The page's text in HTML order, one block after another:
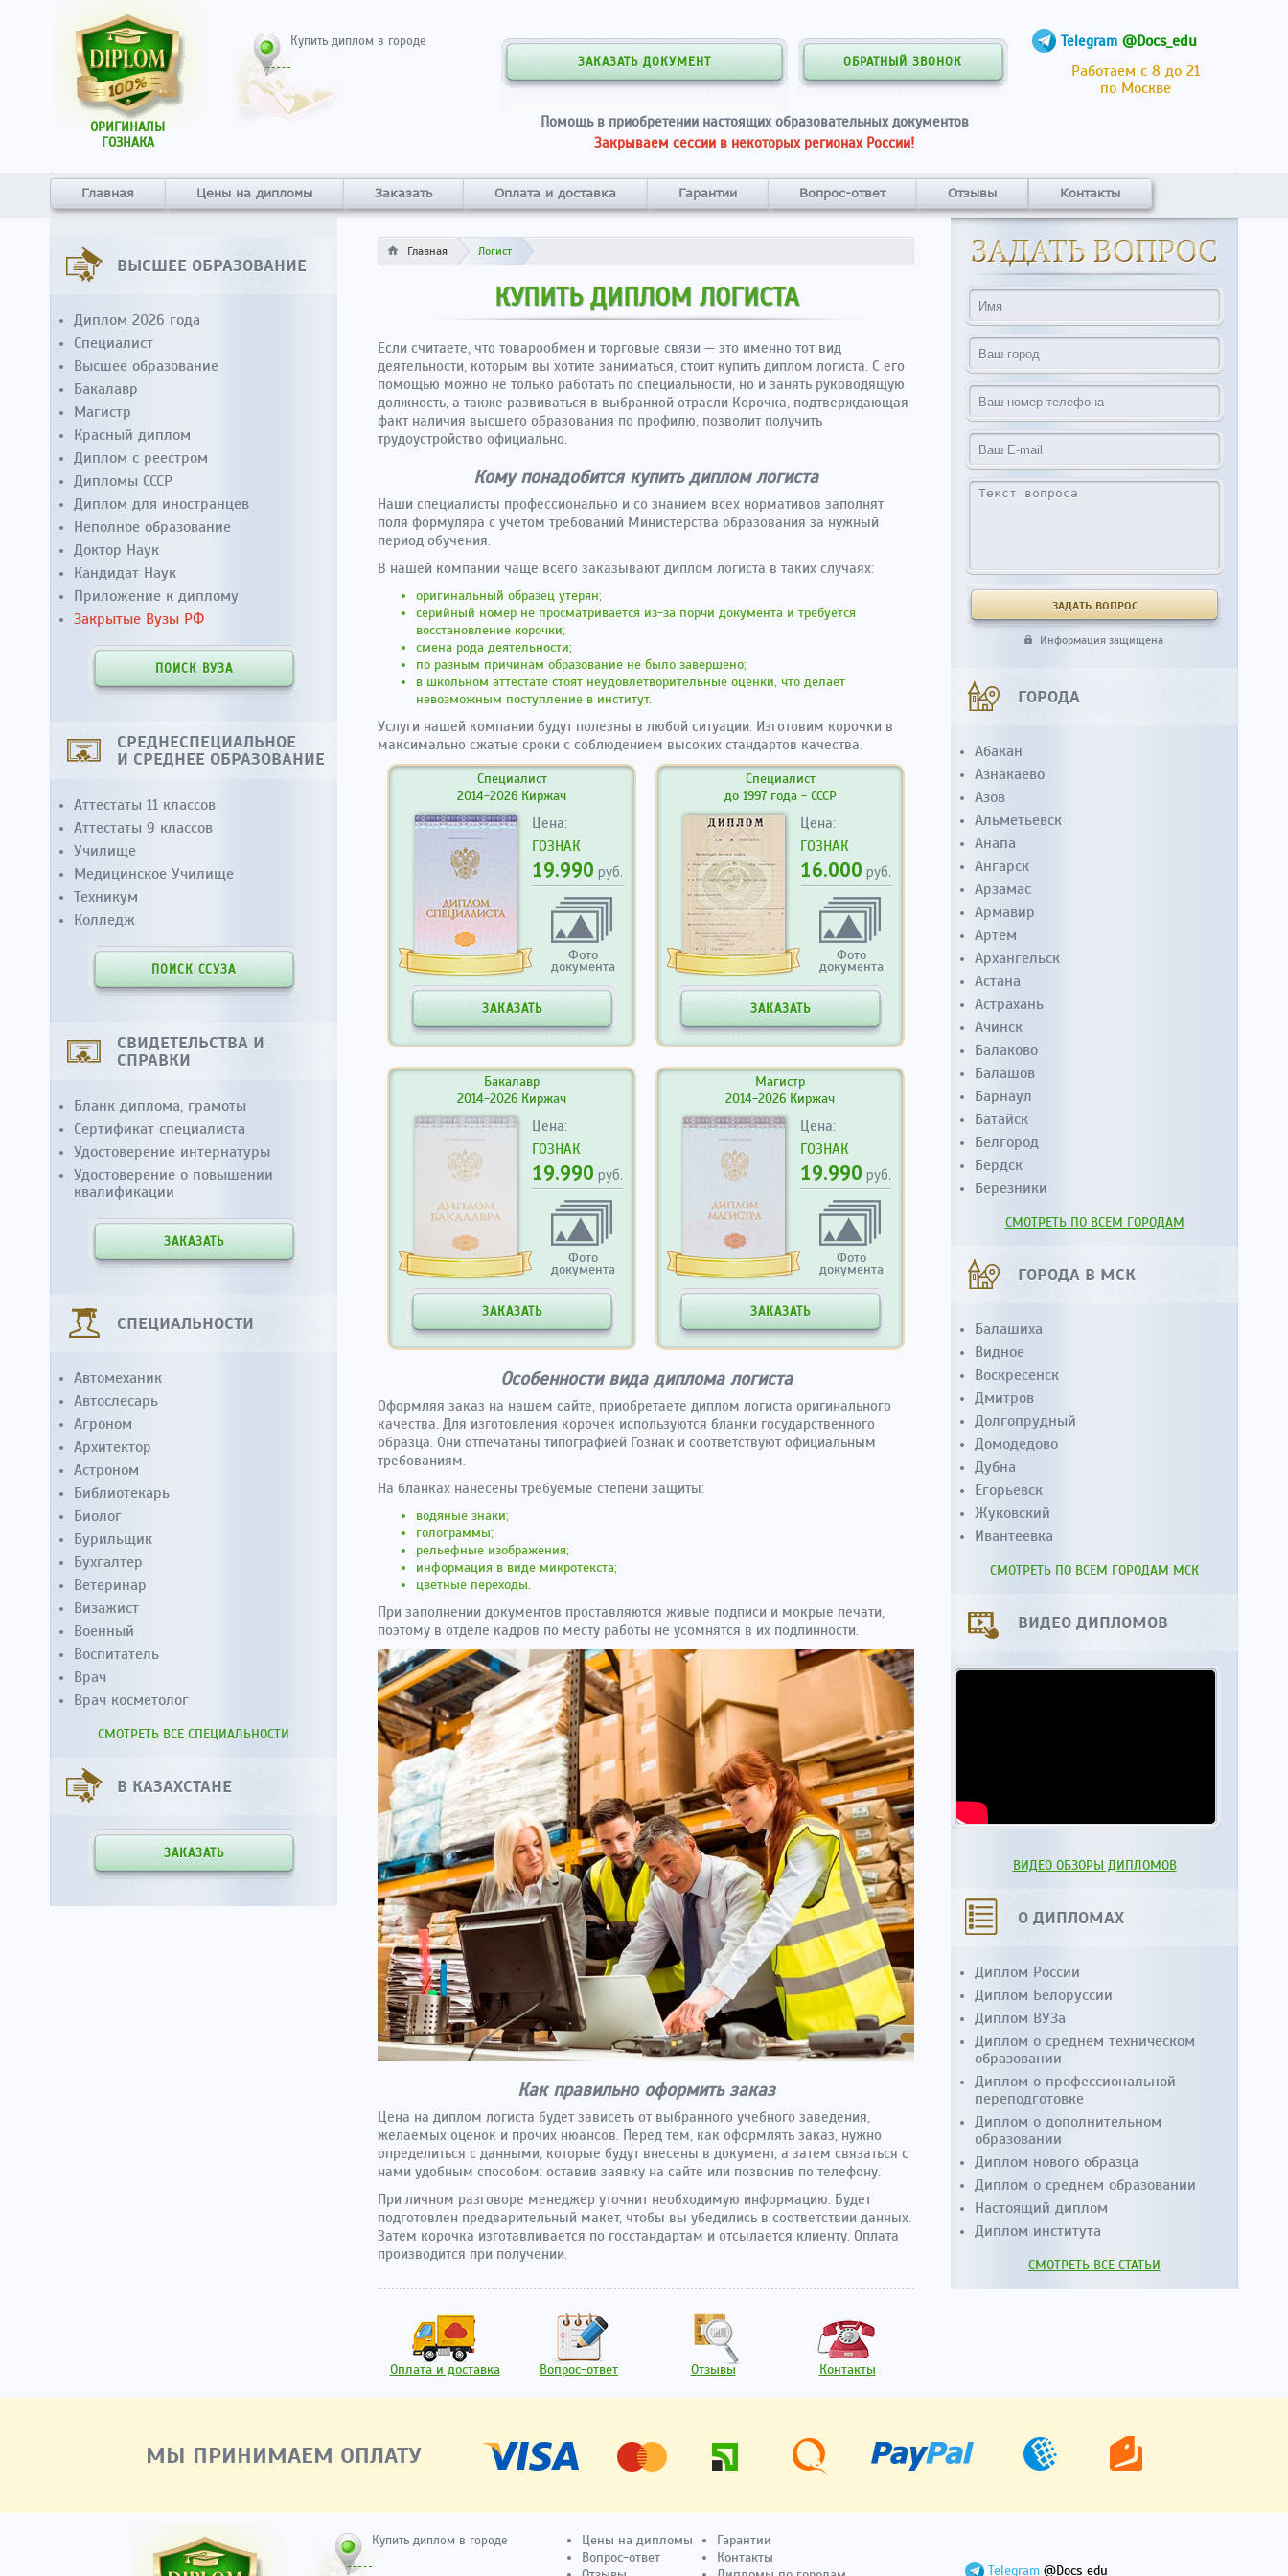
ОРИГИНАЛЫ
ГОЗНАКА
Купить диплом в городе Telegram @Docs_edu
Работаем с 8 до 21
по Москве
ЗАКАЗАТЬ ДОКУМЕНТ ОБРАТНЫЙ ЗВОНОК
Помощь в приобретении настоящих образовательных документов
Закрываем сессии в некоторых регионах России!
Главная Цены на дипломы Заказать Оплата и доставка Гарантии Вопрос-ответ Отзывы Контакты
Главная Логист
КУПИТЬ ДИПЛОМ ЛОГИСТА
Если считаете, что товарообмен и торговые связи — это именно тот вид
деятельности, которым вы хотите заниматься, стоит купить диплом логиста. С его
помощью можно не только работать по специальности, но и занять руководящую
должность, а также развиваться в выбранной отрасли Корочка, подтверждающая
факт наличия высшего образования по профилю, позволит получить
трудоустройство официально.
Кому понадобится купить диплом логиста
Наши специалисты профессионально и со знанием всех нормативов заполнят
поля формуляра с учетом требований Министерства образования за нужный
период обучения.
В нашей компании чаще всего заказывают диплом логиста в таких случаях:
оригинальный образец утерян;
серийный номер не просматривается из-за порчи документа и требуется
восстановление корочки;
смена рода деятельности;
по разным причинам образование не было завершено;
в школьном аттестате стоят неудовлетворительные оценки, что делает
невозможным поступление в институт.
Услуги нашей компании будут полезны в любой ситуации. Изготовим корочки в
максимально сжатые сроки с соблюдением высоких стандартов качества.
Специалист
2014-2026 Киржач
Цена:
ГОЗНАК
19.990 руб.
Фото
документа
ЗАКАЗАТЬ
Специалист
до 1997 года - СССР
Цена:
ГОЗНАК
16.000 руб.
Фото
документа
ЗАКАЗАТЬ
Бакалавр
2014-2026 Киржач
Цена:
ГОЗНАК
19.990 руб.
Фото
документа
ЗАКАЗАТЬ
Магистр
2014-2026 Киржач
Цена:
ГОЗНАК
19.990 руб.
Фото
документа
ЗАКАЗАТЬ
Особенности вида диплома логиста
Оформляя заказ на нашем сайте, приобретаете диплом логиста оригинального
качества. Для изготовления корочек используются бланки государственного
образца. Они отпечатаны типографией Гознак и соответствуют официальным
требованиям.
На бланках нанесены требуемые степени защиты:
водяные знаки;
голограммы;
рельефные изображения;
информация в виде микротекста;
цветные переходы.
При заполнении документов проставляются живые подписи и мокрые печати,
поэтому в отделе кадров по месту работы не усомнятся в их подлинности.
Как правильно оформить заказ
Цена на диплом логиста будет зависеть от выбранного учебного заведения,
желаемых оценок и прочих нюансов. Перед тем, как оформлять заказ, нужно
определиться с данными, которые будут внесены в документ, а затем связаться с
нами удобным способом: оставив заявку на сайте или позвонив по телефону.
При личном разговоре менеджер уточнит необходимую информацию. Будет
подготовлен предварительный макет, чтобы вы убедились в соответствии данных.
Затем корочка изготавливается по госстандартам и отсылается клиенту. Оплата
производится при получении.
Оплата и доставка Вопрос-ответ Отзывы Контакты
ВЫСШЕЕ ОБРАЗОВАНИЕ
Диплом 2026 года
Специалист
Высшее образование
Бакалавр
Магистр
Красный диплом
Диплом с реестром
Дипломы СССР
Диплом для иностранцев
Неполное образование
Доктор Наук
Кандидат Наук
Приложение к диплому
Закрытые Вузы РФ
ПОИСК ВУЗА
СРЕДНЕСПЕЦИАЛЬНОЕ
И СРЕДНЕЕ ОБРАЗОВАНИЕ
Аттестаты 11 классов
Аттестаты 9 классов
Училище
Медицинское Училище
Техникум
Колледж
ПОИСК ССУЗА
СВИДЕТЕЛЬСТВА И
СПРАВКИ
Бланк диплома, грамоты
Сертификат специалиста
Удостоверение интернатуры
Удостоверение о повышении
квалификации
ЗАКАЗАТЬ
СПЕЦИАЛЬНОСТИ
Автомеханик
Автослесарь
Агроном
Архитектор
Астроном
Библиотекарь
Биолог
Бурильщик
Бухгалтер
Ветеринар
Визажист
Военный
Воспитатель
Врач
Врач косметолог
СМОТРЕТЬ ВСЕ СПЕЦИАЛЬНОСТИ
В КАЗАХСТАНЕ
ЗАКАЗАТЬ
Информация защищена
ГОРОДА
Абакан
Азнакаево
Азов
Альметьевск
Анапа
Ангарск
Арзамас
Армавир
Артем
Архангельск
Астана
Астрахань
Ачинск
Балаково
Балашов
Барнаул
Батайск
Белгород
Бердск
Березники
СМОТРЕТЬ ПО ВСЕМ ГОРОДАМ
ГОРОДА В МСК
Балашиха
Видное
Воскресенск
Дмитров
Долгопрудный
Домодедово
Дубна
Егорьевск
Жуковский
Ивантеевка
СМОТРЕТЬ ПО ВСЕМ ГОРОДАМ МСК
ВИДЕО ДИПЛОМОВ
ВИДЕО ОБЗОРЫ ДИПЛОМОВ
О ДИПЛОМАХ
Диплом России
Диплом Белоруссии
Диплом ВУЗа
Диплом о среднем техническом
образовании
Диплом о профессиональной
переподготовке
Диплом о дополнительном
образовании
Диплом нового образца
Диплом о среднем образовании
Настоящий диплом
Диплом института
СМОТРЕТЬ ВСЕ СТАТЬИ
МЫ ПРИНИМАЕМ ОПЛАТУ
Купить диплом в городе
Цены на дипломы
Вопрос-ответ
Гарантии
Контакты
Telegram @Docs_edu